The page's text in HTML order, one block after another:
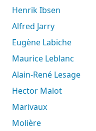
Henrik Ibsen
Alfred Jarry
Eugène Labiche
Maurice Leblanc
Alain-René Lesage
Hector Malot
Marivaux
Molière